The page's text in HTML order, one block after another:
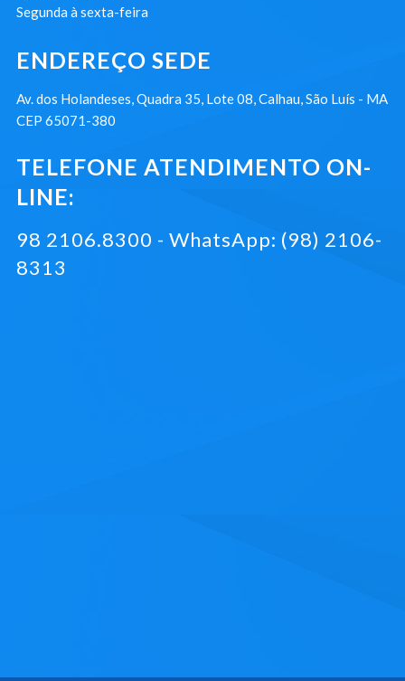
Segunda à sexta-feira
ENDEREÇO SEDE
Av. dos Holandeses, Quadra 35, Lote 08, Calhau, São Luís - MA
CEP 65071-380
TELEFONE ATENDIMENTO ON-
LINE:
98 2106.8300 - WhatsApp: (98) 2106-
8313